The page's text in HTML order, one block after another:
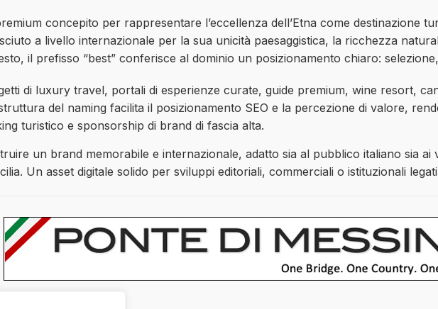
concepito per rappresentare l’eccellenza dell’Etna come destinazione
a livello internazionale per la sua unicità paesaggistica, la ricchezza
il prefisso “best” conferisce al dominio un posizionamento chiaro:
di luxury travel, portali di esperienze curate, guide premium, wine resort,
del naming facilita il posizionamento SEO e la percezione di valore,
turistico e sponsorship di brand di fascia alta.
un brand memorabile e internazionale, adatto sia al pubblico italiano sia ai
Un asset digitale solido per sviluppi editoriali, commerciali o istituzionali